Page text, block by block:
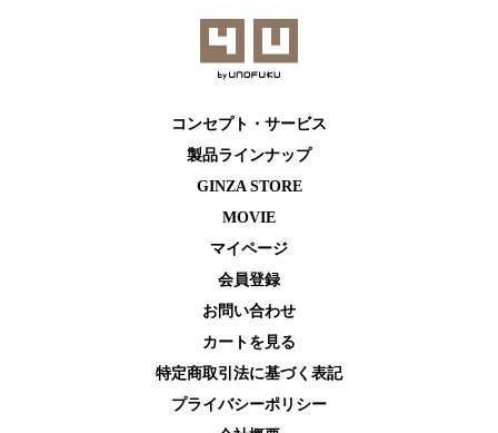
コンセプト・サービス
製品ラインナップ
GINZA STORE
MOVIE
マイページ
会員登録
お問い合わせ
カートを⾒る
特定商取引法に基づく表記
プライバシーポリシー